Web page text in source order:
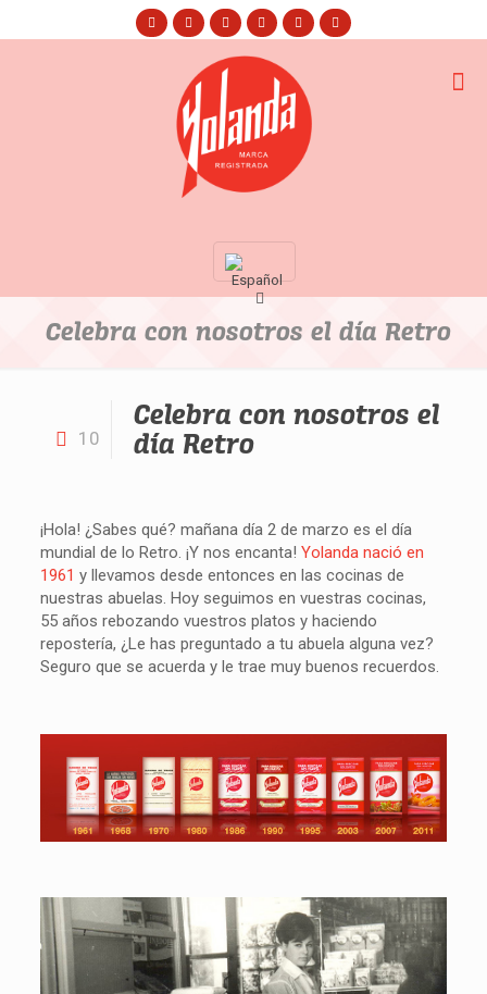
Celebra con nosotros el día Retro
10
Celebra con nosotros el
día Retro
¡Hola! ¿Sabes qué? mañana día 2 de marzo es el día
mundial de lo Retro. ¡Y nos encanta! Yolanda nació en
1961 y llevamos desde entonces en las cocinas de
nuestras abuelas. Hoy seguimos en vuestras cocinas,
55 años rebozando vuestros platos y haciendo
repostería, ¿Le has preguntado a tu abuela alguna vez?
Seguro que se acuerda y le trae muy buenos recuerdos.